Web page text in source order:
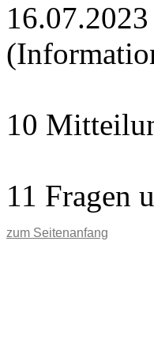
10
11 Fragen
zum Seitenanfang